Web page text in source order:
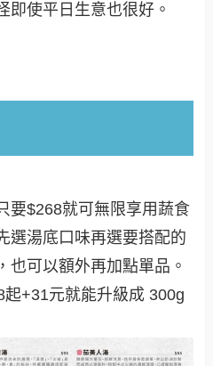
即使平日生意也很好。
要$268就可無限享用蔬食
選湯底口味再選要搭配的
也可以額外再加點單品。
+31元就能升級成 300g